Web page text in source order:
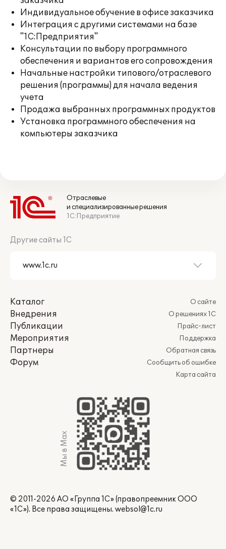
Индивидуальное обучение в офисе заказчика
Интеграция с другими системами на базе
"1С:Предприятия"
Консультации по выбору программного
обеспечения и вариантов его сопровождения
Начальные настройки типового/отраслевого
решения (программы) для начала ведения
учета
Продажа выбранных программных продуктов
Установка программного обеспечения на
компьютеры заказчика
Отраслевые
и специализированные решения
1С:Предприятие
Другие сайты 1С
Каталог
Внедрения
Публикации
Мероприятия
Партнеры
Форум
О сайте
О решениях 1С
Прайс-лист
Поддержка
Обратная связь
Сообщить об ошибке
Карта сайта
Мы в Max
© 2011-2026 АО «Группа 1С» (правопреемник ООО
«1С»). Все права защищены. websol@1c.ru